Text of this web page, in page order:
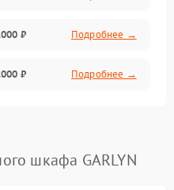
₽ Подробнее →
₽ Подробнее →
шкафа GARLYN